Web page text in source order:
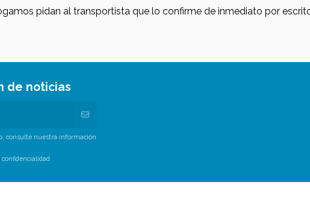
pidan al transportista que lo confirme de inmediato por
de noticias
consulte nuestra información